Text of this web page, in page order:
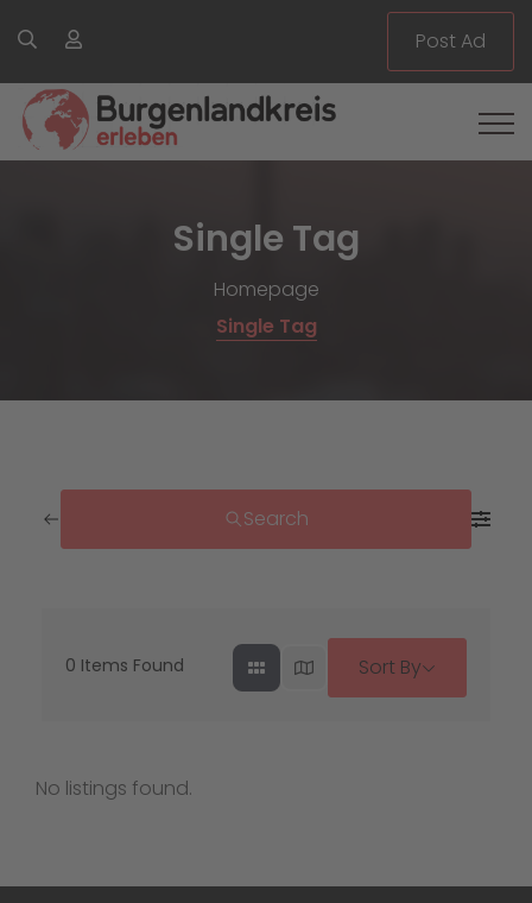
Post Ad
Single Tag
Homepage
Single Tag
Search
0 Items Found Sort By
No listings found.